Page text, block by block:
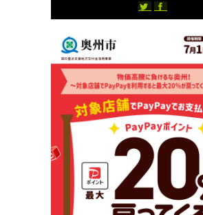
スタッフブログ